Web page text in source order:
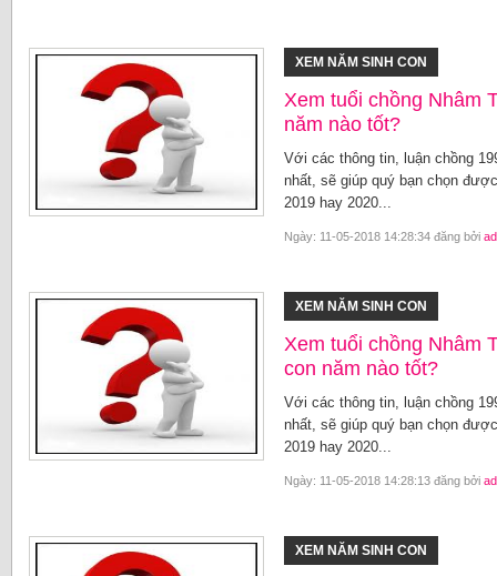
XEM NĂM SINH CON
Xem tuổi chồng Nhâm
năm nào tốt?
Với các thông tin, luận chồng
nhất, sẽ giúp quý bạn chọn
2019 hay 2020...
Ngày: 11-05-2018 14:28:34 đăng bởi
XEM NĂM SINH CON
Xem tuổi chồng Nhâm
con năm nào tốt?
Với các thông tin, luận chồng
nhất, sẽ giúp quý bạn chọn
2019 hay 2020...
Ngày: 11-05-2018 14:28:13 đăng bởi
XEM NĂM SINH CON